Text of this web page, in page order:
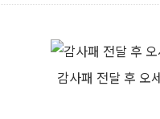
감사패 전달 후 오